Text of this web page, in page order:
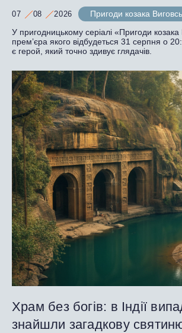
07 08 2026
Пригоди козака
У пригодницькому серіалі «Пригоди козака
прем’єра якого відбудеться 31 серпня о
є герой, який точно здивує глядачів.
Храм без богів: в Індії
знайшли загадкову